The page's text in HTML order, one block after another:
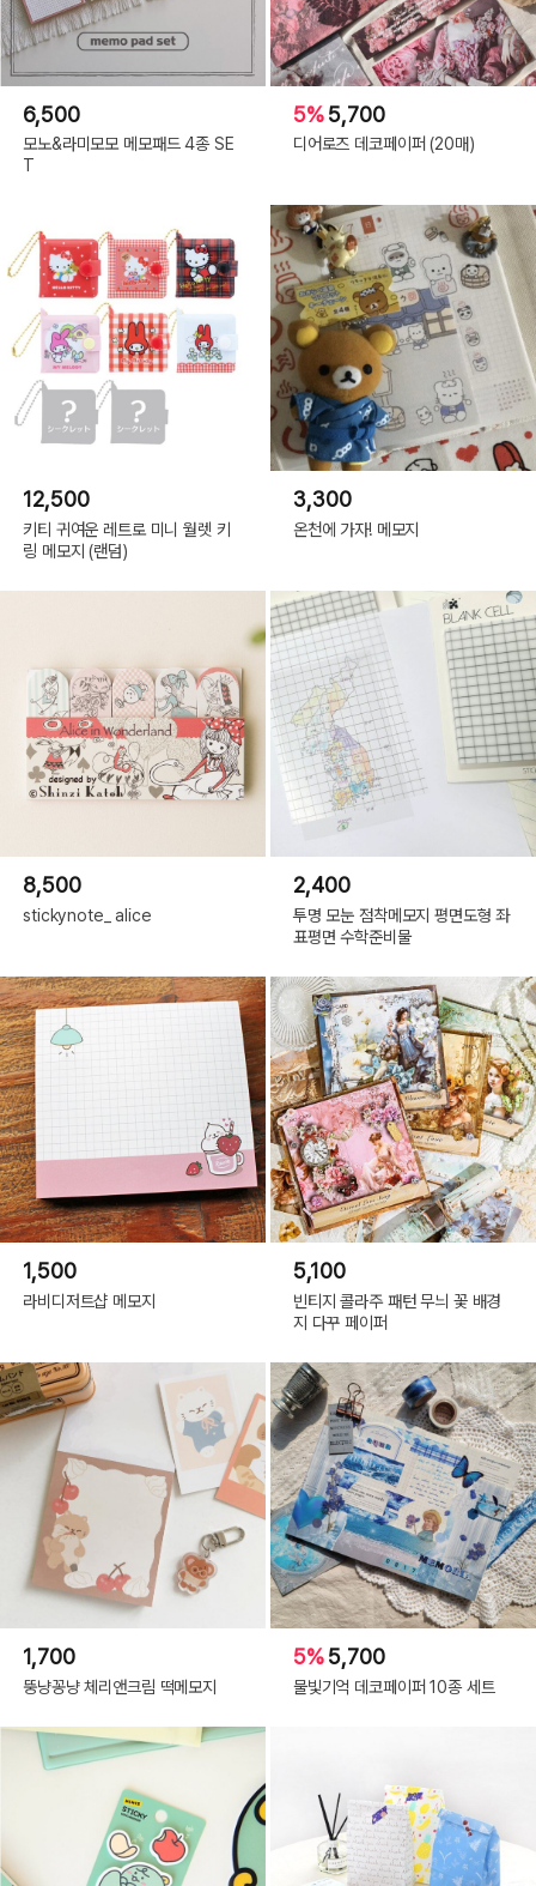
6,500
모노&라미모모 메모패드 4종 SE
T
5%5,700
디어로즈 데코페이퍼 (20매)
12,500
키티 귀여운 레트로 미니 월렛 키
링 메모지 (랜덤)
3,300
온천에 가자! 메모지
8,500
stickynote_ alice
2,400
투명 모눈 점착메모지 평면도형 좌
표평면 수학준비물
1,500
라비디저트샵 메모지
5,100
빈티지 콜라주 패턴 무늬 꽃 배경
지 다꾸 페이퍼
1,700
뚱냥꽁냥 체리앤크림 떡메모지
5%5,700
물빛기억 데코페이퍼 10종 세트